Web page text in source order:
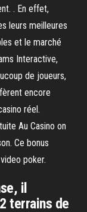
. En effet,
leurs meilleures
et le marché
Interactive,
de joueurs,
encore
réel.
Au Casino on
Ce bonus
poker.
il
terrains de